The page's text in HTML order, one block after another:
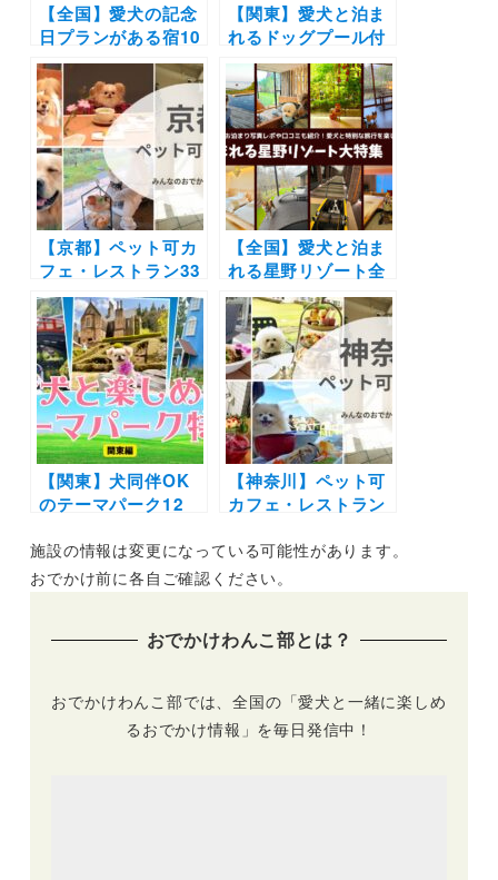
【全国】愛犬の記念
日プランがある宿10
選！お誕生日からう
ちの子記念日までに
おすすめの施設をご
紹介（実際のおでか
けレポートあり）
【関東】愛犬と泊ま
れるドッグプール付
きの宿10選！ドッグ
フレンドリーなリゾ
ートホテルやペンシ
ョンをご紹介（おで
かけレポートあり）
【京都】ペット可カ
フェ・レストラン33
選！店内OKの和菓
子店やドッグラン付
きのカフェまとめ｜
実際のおでかけレポ
ート付き
【全国】愛犬と泊ま
れる星野リゾート全
42施設大特集！実際
のお泊まり写真レポ
や口コミも | 大切な
ペットと特別な旅行
を楽しもう♪
【関東】犬同伴OK
のテーマパーク12
や愛犬もアトラクシ
ョン乗車OKの施設
り）
【神奈川】ペット可
カフェ・レストラン
中華街の食べ放題や
アフタヌーンティー
施設の情報は変更になっている可能性があります。
おでかけ前に各自ご確認ください。
おでかけわんこ部とは？
おでかけわんこ部では、全国の「愛犬と一緒に楽しめ
るおでかけ情報」を毎日発信中！